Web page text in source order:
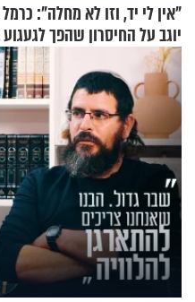
"אין לי יד, וזו לא מחלה": כרמל
יוגב על החיסרון שהפך לגעגוע